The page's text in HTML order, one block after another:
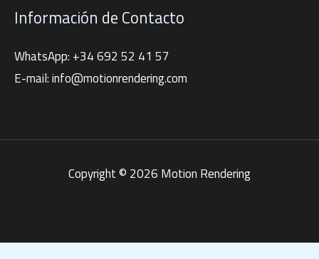
Información de Contacto
WhatsApp: +34 692 52 41 57
E-mail: info@motionrendering.com
Copyright © 2026 Motion Rendering